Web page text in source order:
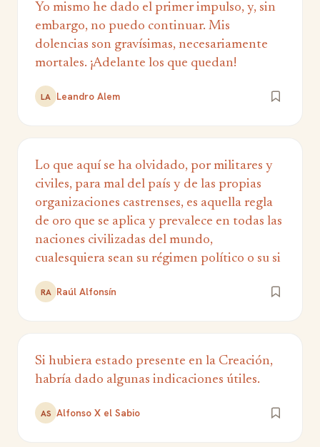
Yo mismo he dado el primer impulso, y, sin
embargo, no puedo continuar. Mis
dolencias son gravísimas, necesariamente
mortales. ¡Adelante los que quedan!
LA Leandro Alem
Lo que aquí se ha olvidado, por militares y
civiles, para mal del país y de las propias
organizaciones castrenses, es aquella regla
de oro que se aplica y prevalece en todas las
naciones civilizadas del mundo,
cualesquiera sean su régimen político o su si
RA Raúl Alfonsín
Si hubiera estado presente en la Creación,
habría dado algunas indicaciones útiles.
AS Alfonso X el Sabio